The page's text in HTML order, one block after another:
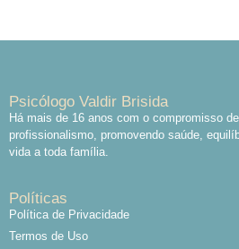
Psicólogo Valdir Brisida
Há mais de 16 anos com o compromisso
profissionalismo, promovendo saúde,
vida a toda família.
Políticas
Política de Privacidade
Termos de Uso